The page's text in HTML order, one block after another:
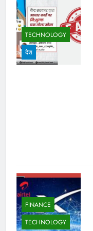
TECHNOLOGY
देश
FINANCE
TECHNOLOGY